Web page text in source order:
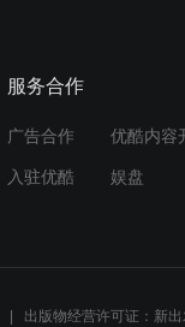
服务合作
广告合作 优酷内容
入驻优酷 娱盘
出版物经营许可证：新